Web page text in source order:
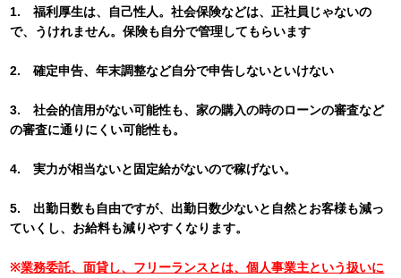
1. 福利厚生は、自己性人。社会保険などは、正社員じゃないの
で、うけれません。保険も自分で管理してもらいます
2. 確定申告、年末調整など自分で申告しないといけない
3. 社会的信用がない可能性も、家の購入の時のローンの審査など
の審査に通りにくい可能性も。
4. 実力が相当ないと固定給がないので稼げない。
5. 出勤日数も自由ですが、出勤日数少ないと自然とお客様も減っ
ていくし、お給料も減りやすくなります。
※業務委託、面貸し、フリーランスとは、個人事業主という扱いに